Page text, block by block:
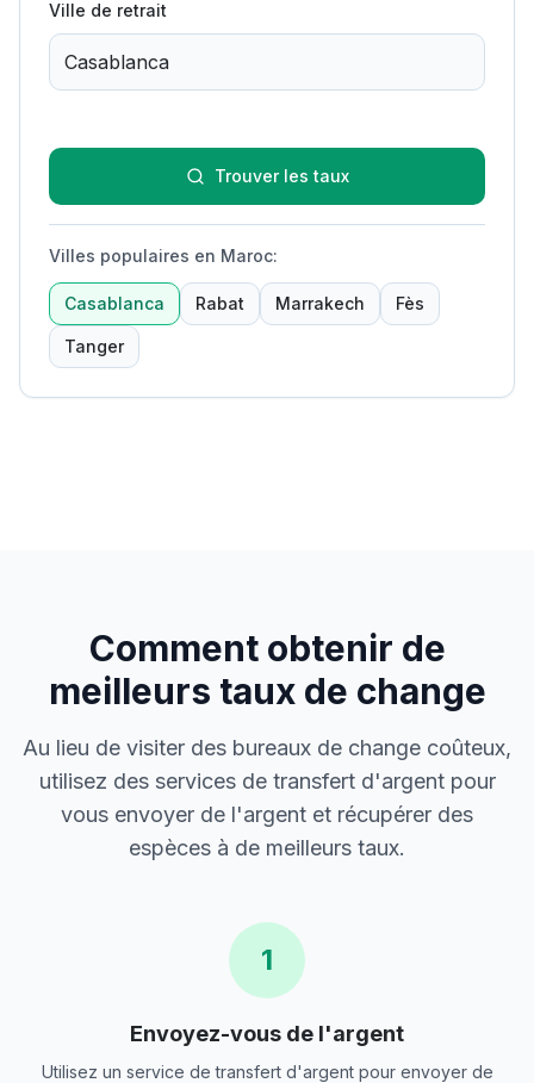
Ville de retrait
Trouver les taux
Villes populaires en Maroc:
Casablanca Rabat Marrakech Fès
Tanger
Comment obtenir de
meilleurs taux de change
Au lieu de visiter des bureaux de change coûteux,
utilisez des services de transfert d'argent pour
vous envoyer de l'argent et récupérer des
espèces à de meilleurs taux.
1
Envoyez-vous de l'argent
Utilisez un service de transfert d'argent pour envoyer de